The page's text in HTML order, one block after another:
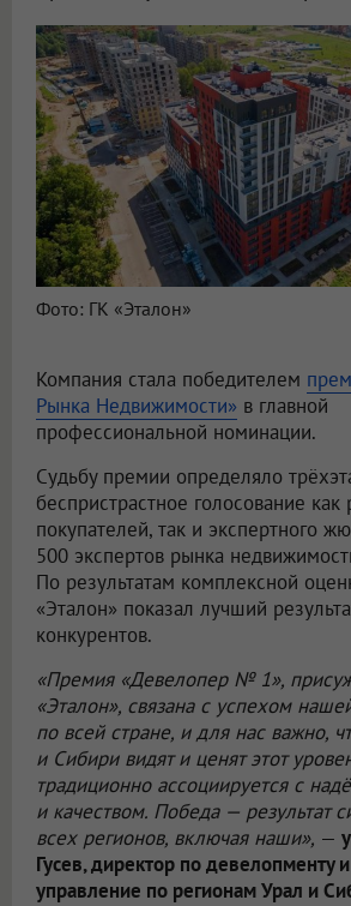
Фото: ГК «Эталон»
Компания стала победителем
Рынка Недвижимости» в главной
профессиональной номинации.
Судьбу премии определяло
беспристрастное голосование как
покупателей, так и экспертного
500 экспертов рынка
По результатам комплексной
«Эталон» показал лучший
конкурентов.
«Премия «Девелопер № 1»,
«Эталон», связана с успехом
по всей стране, и для нас важно,
и Сибири видят и ценят этот
традиционно ассоциируется с
и качеством. Победа — результат
всех регионов, включая наши», —
Гусев, директор по девелопменту и
управление по регионам Урал и